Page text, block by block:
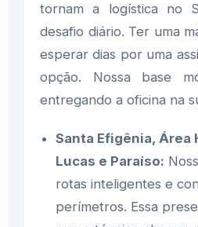
tornam a logística no
desafio diário. Ter uma
esperar dias por uma
opção. Nossa base
entregando a oficina na
Santa Efigênia, Área
Lucas e Paraíso:
rotas inteligentes e
perímetros. Essa